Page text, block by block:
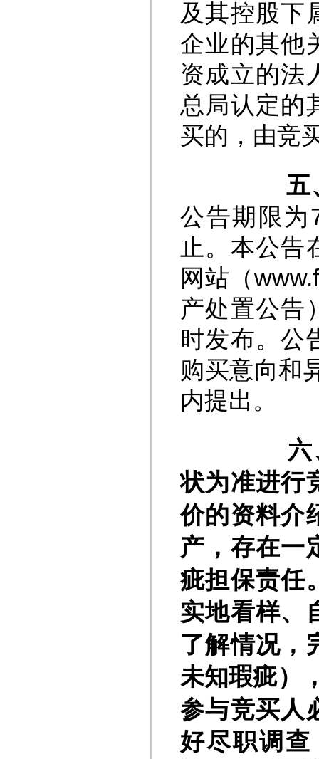
及其控股下
企业的其他
资成立的法
总局认定的
买的，由竞
五
公告期限为
止。本公告
网站（
产处置公告
时发布。公
购买意向和
内提出。
六
状为准进行
价的资料介
产，存在一
疵担保责任
实地看样、
了解情况，
未知瑕疵）
参与竞买人
好尽职调